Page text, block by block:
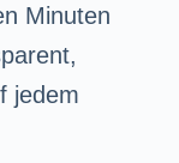
Minuten
jedem